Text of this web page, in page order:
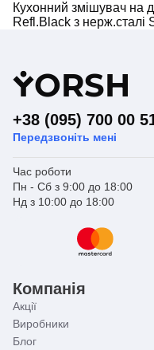
Кухонний змішувач на
Refl.Black з нерж.сталі
YORSH
+38 (095) 700 00
Передзвоніть мені
Час роботи
Пн - Сб з 9:00 до 18:00
Нд з 10:00 до 18:00
Компанія
Акції
Виробники
Блог